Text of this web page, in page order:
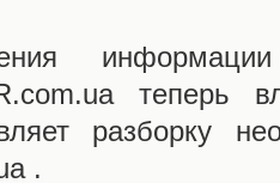
теперь
разборку
.